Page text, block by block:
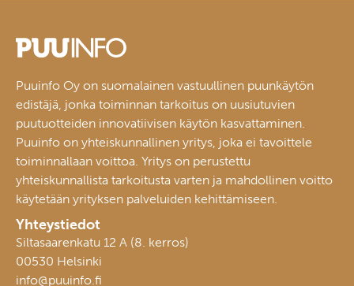
Puuinfo Oy on suomalainen vastuullinen puunkäytön
edistäjä, jonka toiminnan tarkoitus on uusiutuvien
puutuotteiden innovatiivisen käytön kasvattaminen.
Puuinfo on yhteiskunnallinen yritys, joka ei tavoittele
toiminnallaan voittoa. Yritys on perustettu
yhteiskunnallista tarkoitusta varten ja mahdollinen voitto
käytetään yrityksen palveluiden kehittämiseen.
Yhteystiedot
Siltasaarenkatu 12 A (8. kerros)
00530 Helsinki
info@puuinfo.fi